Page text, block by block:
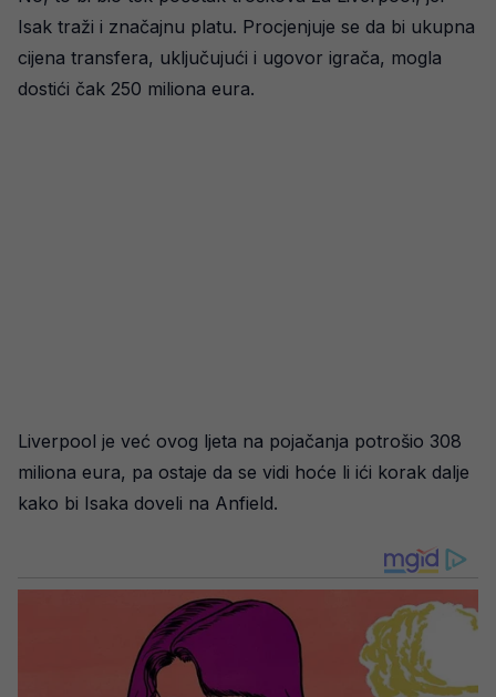
Isak traži i značajnu platu. Procjenjuje se da bi ukupna
cijena transfera, uključujući i ugovor igrača, mogla
dostići čak 250 miliona eura.
Liverpool je već ovog ljeta na pojačanja potrošio 308
miliona eura, pa ostaje da se vidi hoće li ići korak dalje
kako bi Isaka doveli na Anfield.